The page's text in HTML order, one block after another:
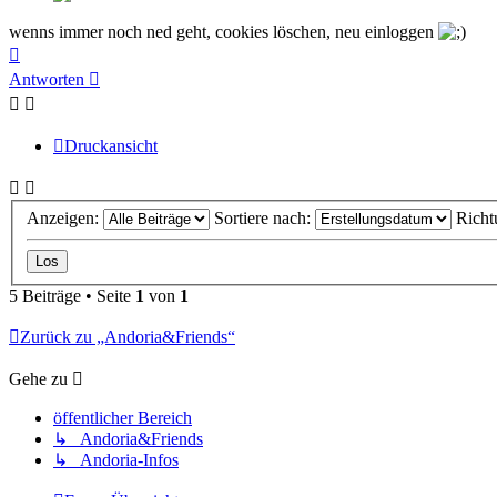
wenns immer noch ned geht, cookies löschen, neu einloggen
oben
Antworten
Druckansicht
Anzeigen: Sortiere nach:
5 Beiträge • Seite 1 von 1
Zurück zu „Andoria&Friends“
Gehe zu
öffentlicher Bereich
↳ Andoria&Friends
↳ Andoria-Infos